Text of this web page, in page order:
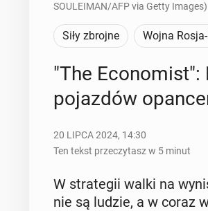
SOULEIMAN/AFP via Getty Images)
Siły zbrojne Wojna
"The Eco­no­mist":
po­jaz­dów
20 LIPCA 2024, 14:30
Ten tekst przeczytasz w 5 minut
W stra­te­gii walki na
nie są ludzie, a w coraz